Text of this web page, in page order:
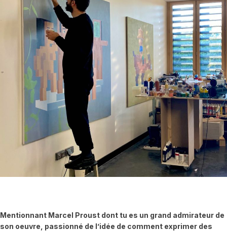
Mentionnant Marcel Proust dont tu es un grand admirateur de
son oeuvre, passionné de l’idée de comment exprimer des